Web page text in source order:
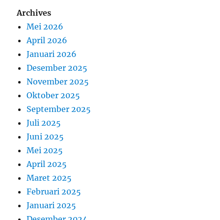
Archives
Mei 2026
April 2026
Januari 2026
Desember 2025
November 2025
Oktober 2025
September 2025
Juli 2025
Juni 2025
Mei 2025
April 2025
Maret 2025
Februari 2025
Januari 2025